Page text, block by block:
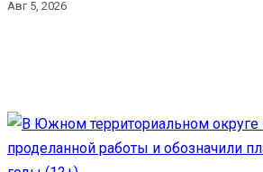
Авг 5, 2026